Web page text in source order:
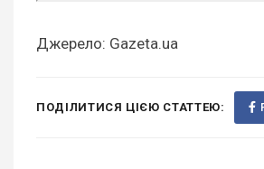
Джерело: Gazeta.ua
ПОДІЛИТИСЯ ЦІЄЮ СТАТТЕЮ: